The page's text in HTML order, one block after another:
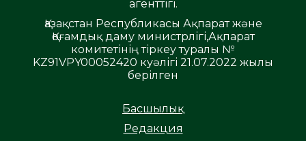
агенттігі.
Қазақстан Республикасы Ақпарат және
Қоғамдық даму министрлігі,Ақпарат
комитетінің тіркеу туралы №
KZ91VPY00052420 куәлігі 21.07.2022 жылы
берілген
Басшылық
Редакция